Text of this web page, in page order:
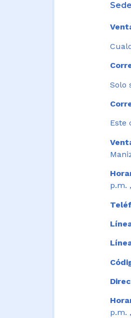
Solo
Este
p.m.
p.m.